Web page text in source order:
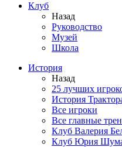
Клуб
Назад
Руководство
Музей
Школа
История
Назад
25 лучших
История
Все игроки
Все главные
Клуб Валерия
Клуб Юрия